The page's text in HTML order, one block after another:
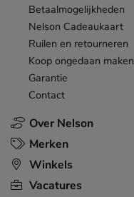
Over Nelson
Betaalmogelijkheden
Nelson Cadeaukaart
Ruilen en retourneren
Koop ongedaan maken
Garantie
Contact
Merken
Winkels
Vacatures